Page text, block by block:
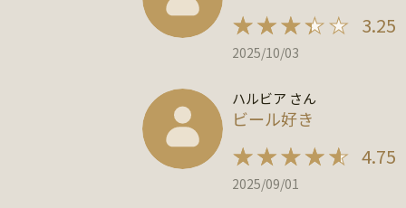
3.25
2025/10/03
ハルビア さん
ビール好き
4.75
2025/09/01